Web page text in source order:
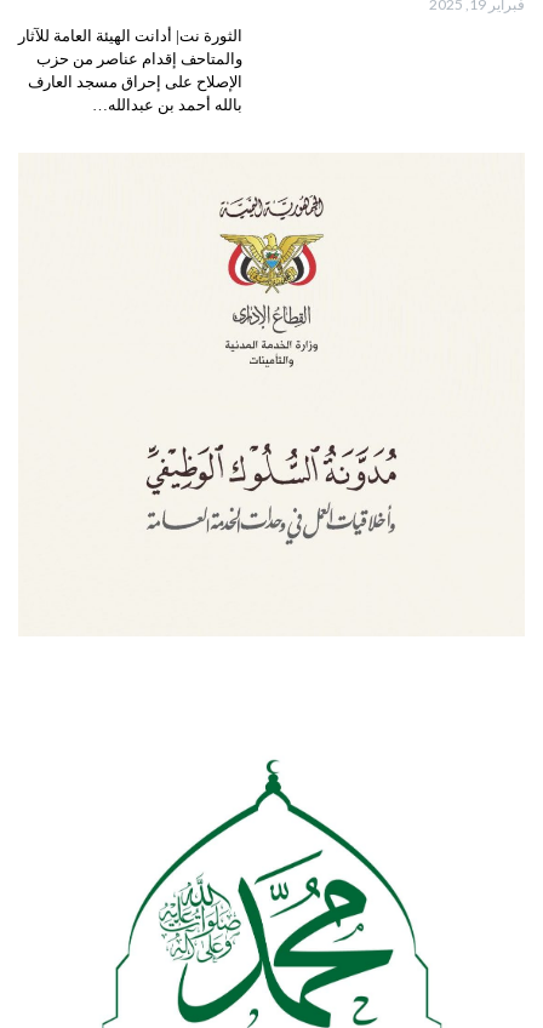
فبراير 19, 2025
الثورة نت| أدانت الهيئة العامة للآثار
والمتاحف إقدام عناصر من حزب
الإصلاح على إحراق مسجد العارف
بالله أحمد بن عبدالله…